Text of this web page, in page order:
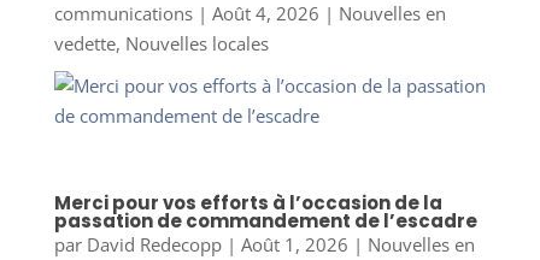
communications| Août 4, 2026 | Nouvelles en
vedette, Nouvelles locales
Merci pour vos efforts à l’occasion de la
passation de commandement de l’escadre
par David Redecopp| Août 1, 2026 | Nouvelles en